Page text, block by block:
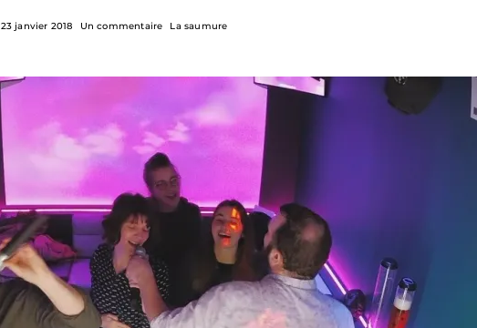
23 janvier 2018 Un commentaire La saumure